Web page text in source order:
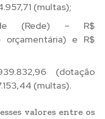
(multas);
(Rede) – R$
orçamentária) e R$
(dotação
(multas).
valores entre os